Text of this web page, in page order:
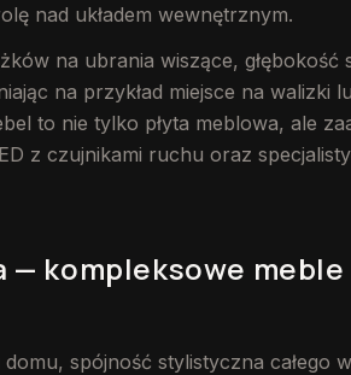
nad układem wewnętrznym.
na ubrania wiszące, głębokość
na przykład miejsce na walizki
to nie tylko płyta meblowa, ale
z czujnikami ruchu oraz
— kompleksowe meble
spójność stylistyczna całego